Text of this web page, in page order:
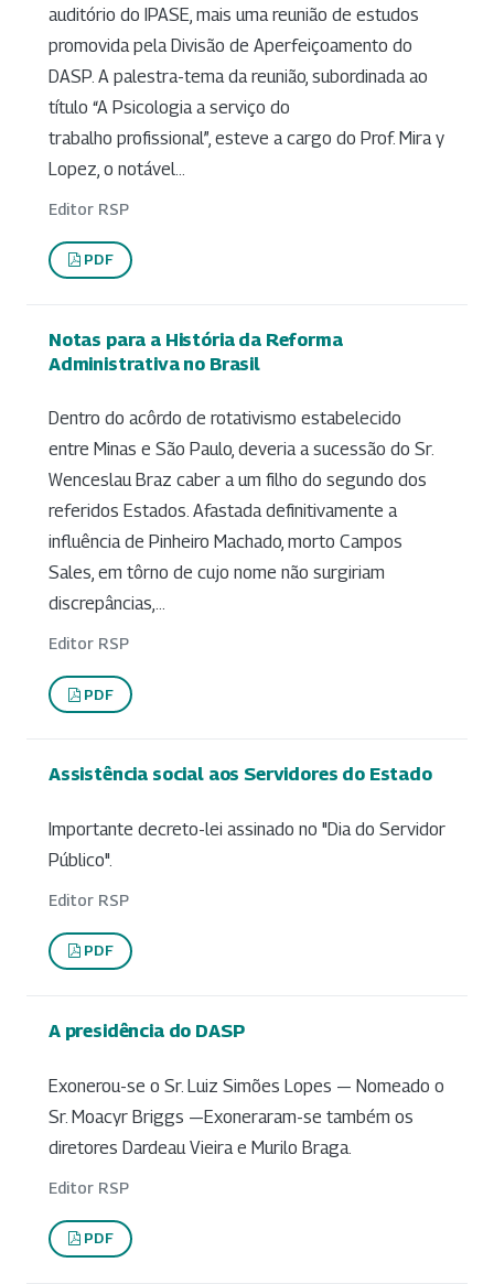
auditório do IPASE, mais uma reunião de estudos
promovida pela Divisão de Aperfeiçoamento do
DASP. A palestra-tema da reunião, subordinada ao
título “A Psicologia a serviço do
trabalho profissional”, esteve a cargo do Prof. Mira y
Lopez, o notável...
Editor RSP
PDF
Notas para a História da Reforma
Administrativa no Brasil
Dentro do acôrdo de rotativismo estabelecido
entre Minas e São Paulo, deveria a sucessão do Sr.
Wenceslau Braz caber a um filho do segundo dos
referidos Estados. Afastada definitivamente a
influência de Pinheiro Machado, morto Campos
Sales, em tôrno de cujo nome não surgiriam
discrepâncias,...
Editor RSP
PDF
Assistência social aos Servidores do Estado
Importante decreto-lei assinado no "Dia do Servidor
Público".
Editor RSP
PDF
A presidência do DASP
Exonerou-se o Sr. Luiz Simões Lopes — Nomeado o
Sr. Moacyr Briggs —Exoneraram-se também os
diretores Dardeau Vieira e Murilo Braga.
Editor RSP
PDF